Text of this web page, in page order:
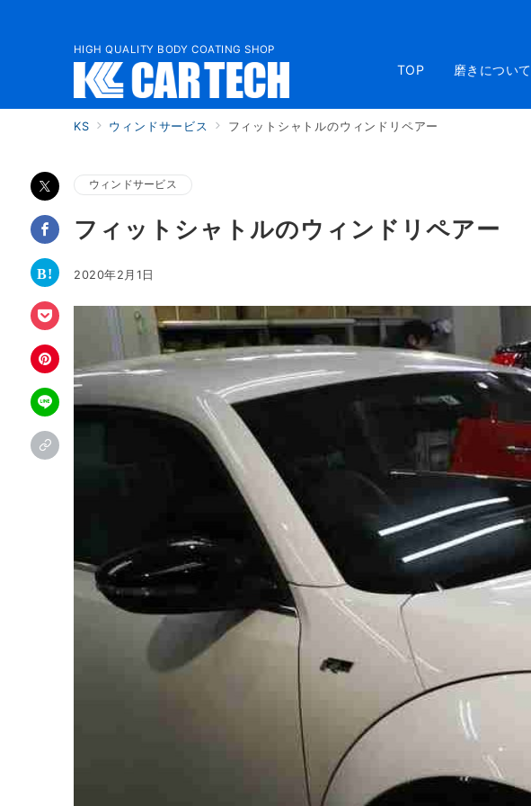
HIGH QUALITY BODY COATING SHOP
TOP 磨きについて
KS ウィンドサービス フィットシャトルのウィンドリペアー
ウィンドサービス
フィットシャトルのウィンドリペアー
2020年2月1日